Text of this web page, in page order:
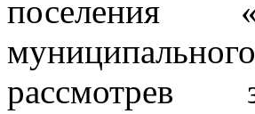
поселения
рассмотрев